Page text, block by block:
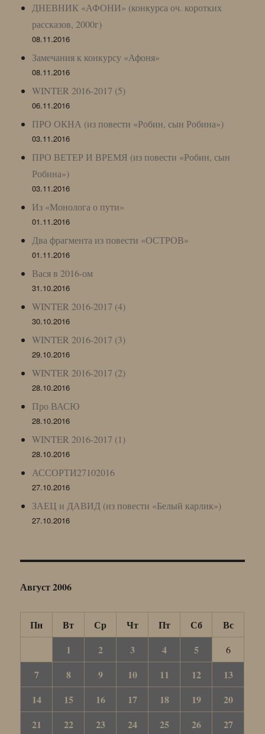
ДНЕВНИК «АФОНИ» (конкурса оч. коротких
рассказов, 2000г)
08.11.2016
Замечания к конкурсу «Афоня»
08.11.2016
WINTER 2016-2017 (5)
06.11.2016
ПРО ОКНА (из повести «Робин, сын Робина»)
03.11.2016
ПРО ВЕТЕР И ВРЕМЯ (из повести «Робин, сын
Робина»)
03.11.2016
Из «Монолога о пути»
01.11.2016
Два фрагмента из повести «ОСТРОВ»
01.11.2016
Вася в 2016-ом
31.10.2016
WINTER 2016-2017 (4)
30.10.2016
WINTER 2016-2017 (3)
29.10.2016
WINTER 2016-2017 (2)
28.10.2016
Про ВАСЮ
28.10.2016
WINTER 2016-2017 (1)
28.10.2016
АССОРТИ27102016
27.10.2016
ЗАЕЦ и ДАВИД (из повести «Белый карлик»)
27.10.2016
Август 2006
Пн Вт Ср Чт Пт Сб
Вс
1
2 3 4 5 6
7 8 9 10 11 12
13
14
15 16 17 18 19
20
21
22 23 24 25 26
27